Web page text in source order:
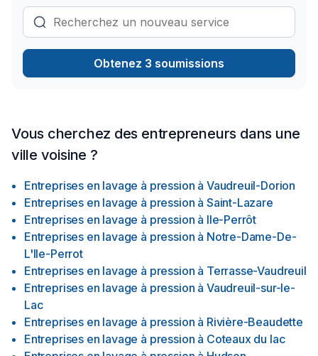
Obtenez 3 soumissions
Vous cherchez des entrepreneurs dans une
ville voisine ?
Entreprises en lavage à pression à Vaudreuil-Dorion
Entreprises en lavage à pression à Saint-Lazare
Entreprises en lavage à pression à Ile-Perrôt
Entreprises en lavage à pression à Notre-Dame-De-
L'Ile-Perrot
Entreprises en lavage à pression à Terrasse-Vaudreuil
Entreprises en lavage à pression à Vaudreuil-sur-le-
Lac
Entreprises en lavage à pression à Rivière-Beaudette
Entreprises en lavage à pression à Coteaux du lac